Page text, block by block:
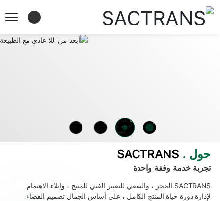
تعالوا معًا، لنرتقي
حول . SACTRANS
تجربة خدمة وقفة واحدة
SACTRANS الحجر ، والسعي للتعبير الفني للمنتج ، وإيلاء الاهتمام
لإدارة دورة حياة المنتج الكامل ، على أساس الجمال تصميم الفضاء